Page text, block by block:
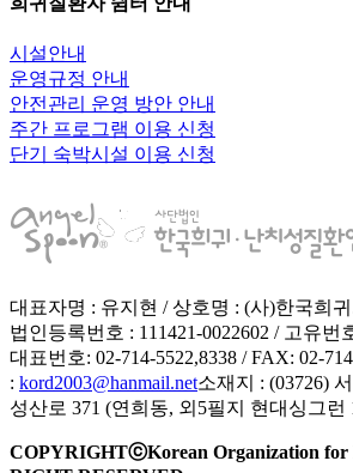
시설안내
운영규정 안내
안전관리 운영 방안 안내
주간 프로그램 이용 신청
단기 숙박시설 이용 신청
대표자명 : 유지현 / 상호명 : (사)한국희
법인등록번호 : 111421-0022602 / 고유번
대표번호: 02-714-5522,8338 / FAX: 02-
: kord2003@hanmail.net소재지 : (03726)
성산로 371 (연희동, 외5필지 현대싱그런
COPYRIGHTⓒKorean Organization for